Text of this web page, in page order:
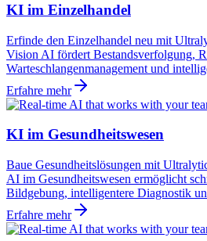
KI im Einzelhandel
Erfinde den Einzelhandel neu mit
Vision AI fördert Bestandsverfolgung,
Warteschlangenmanagement und
Erfahre mehr
KI im Gesundheitswesen
Baue Gesundheitslösungen mit
AI im Gesundheitswesen ermöglicht
Bildgebung, intelligentere Diagnostik
Erfahre mehr